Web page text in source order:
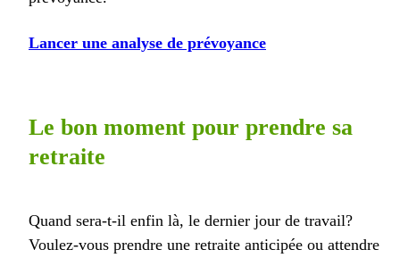
Lancer une analyse de prévoyance
Le bon moment pour prendre sa
retraite
Quand sera-t-il enfin là, le dernier jour de travail?
Voulez-vous prendre une retraite anticipée ou attendre